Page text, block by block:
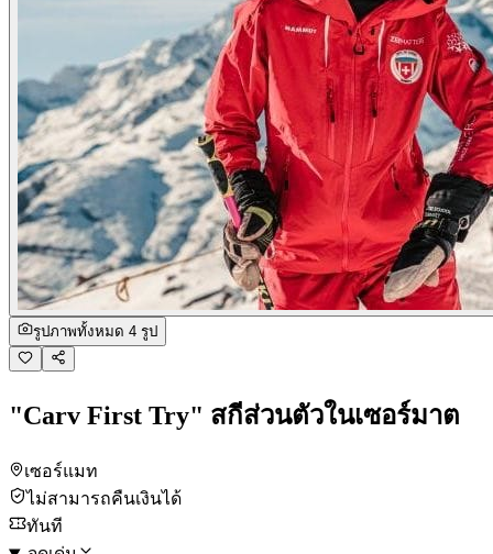
รูปภาพทั้งหมด 4 รูป
"Carv First Try" สกีส่วนตัวในเซอร์มาต
เซอร์แมท
ไม่สามารถคืนเงินได้
ทันที